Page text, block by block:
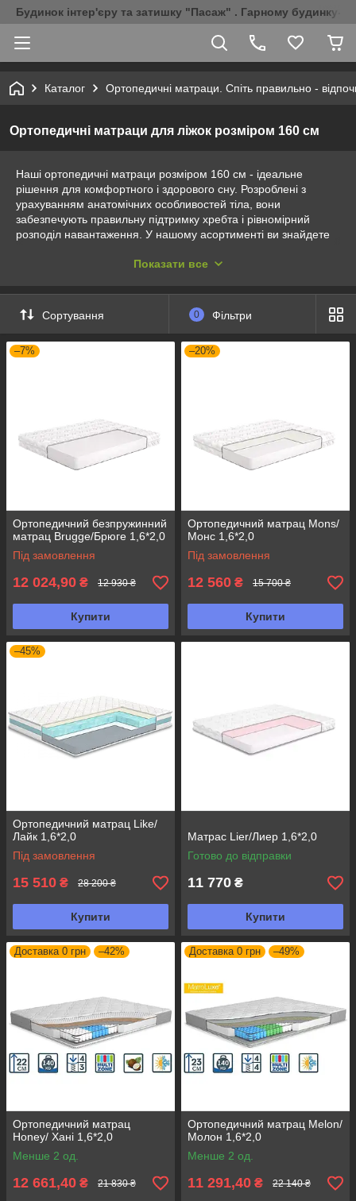
Будинок інтер'єру та затишку "Пасаж" . Гарному будинку-
Каталог Ортопедичні матраци. Спіть правильно -
Ортопедичні матраци для ліжок розміром 160 см
Наші ортопедичні матраци розміром 160 см - ідеальне
рішення для комфортного і здорового сну. Розроблені з
урахуванням анатомічних особливостей тіла, вони
забезпечують правильну підтримку хребта і рівномірний
розподіл навантаження. У нашому асортименті ви знайдете
включаючи натуральні матеріали та інноваційні технології.
нашими ортопедичними матрацами, які гарантують
повноцінний сон і бадьорість на весь день.
Показати все
Сортування 0 Фільтри
–7%
Ортопедичний безпружинний
матрац Brugge/Брюге 1,6*2,0
Під замовлення
12 024,90 ₴ 12 930 ₴
Купити
–20%
Ортопедичний матрац Mons/
Монс 1,6*2,0
Під замовлення
12 560 ₴ 15 700 ₴
Купити
–45%
Ортопедичний матрац Like/
Лайк 1,6*2,0
Під замовлення
15 510 ₴ 28 200 ₴
Купити
Матрас Lier/Лиер 1,6*2,0
Готово до відправки
11 770 ₴
Купити
Доставка 0 грн –42%
Ортопедичний матрац
Honey/ Хані 1,6*2,0
Менше 2 од.
12 661,40 ₴ 21 830 ₴
Доставка 0 грн –49%
Ортопедичний матрац Melon/
Молон 1,6*2,0
Менше 2 од.
11 291,40 ₴ 22 140 ₴